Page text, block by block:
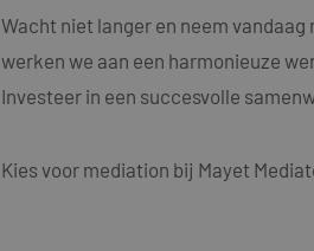
Wacht niet langer en neem
werken we aan een harmonieuze
Investeer in een succesvolle
Kies voor mediation bij Mayet